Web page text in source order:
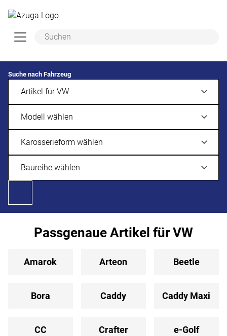
Suche nach Fahrzeug
Passgenaue Artikel für VW
Amarok Arteon Beetle
Bora Caddy Caddy Maxi
CC Crafter e-Golf